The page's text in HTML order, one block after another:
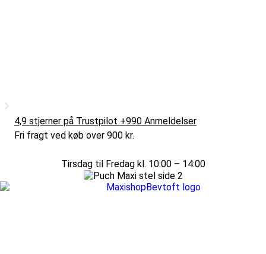
4,9 stjerner på Trustpilot +990 Anmeldelser
Fri fragt ved køb over 900 kr.
Tirsdag til Fredag kl. 10:00 – 14:00